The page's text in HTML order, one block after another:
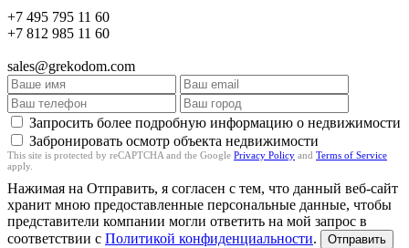
+7 495 795 11 60
+7 812 985 11 60
sales@grekodom.com
Запросить более подробную информацию о недвижимости
Забронировать осмотр объекта недвижимости
This site is protected by reCAPTCHA and the Google Privacy Policy and Terms of Service
apply.
Нажимая на Отправить, я согласен с тем, что данный веб-сайт
хранит мною предоставленные персональные данные, чтобы
представители компании могли ответить на мой запрос в
соответствии с Политикой конфиденциальности. Отправить